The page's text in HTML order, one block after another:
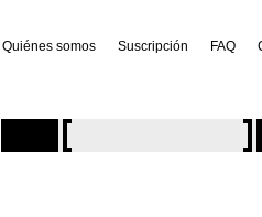
Quiénes somos Suscripción FAQ